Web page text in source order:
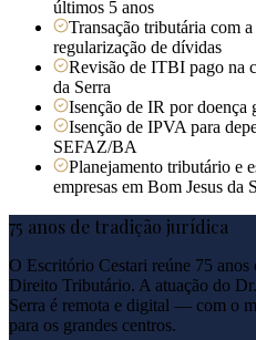
últimos 5 anos
Transação tributária com
regularização de dívidas
Revisão de ITBI pago na
da Serra
Isenção de IR por
Isenção de IPVA para
SEFAZ/BA
Planejamento tributário e
empresas em Bom Jesus da
75 anos de tradição jurídica
O Escritório Cestari reúne 75
Direito Tributário. A atuação do
Serra é remota e digital — com o
para os grandes centros.